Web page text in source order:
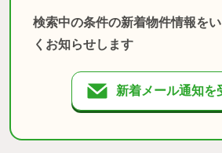
検索中の条件の新着物件情報を
くお知らせします
新着メール通知を